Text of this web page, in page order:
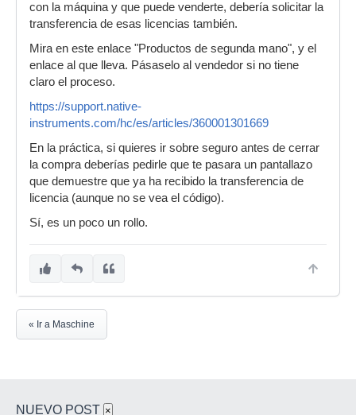
con la máquina y que puede venderte, debería solicitar la
transferencia de esas licencias también.
Mira en este enlace "Productos de segunda mano", y el
enlace al que lleva. Pásaselo al vendedor si no tiene
claro el proceso.
https://support.native-
instruments.com/hc/es/articles/360001301669
En la práctica, si quieres ir sobre seguro antes de cerrar
la compra deberías pedirle que te pasara un pantallazo
que demuestre que ya ha recibido la transferencia de
licencia (aunque no se vea el código).
Sí, es un poco un rollo.
« Ir a Maschine
NUEVO POST ×